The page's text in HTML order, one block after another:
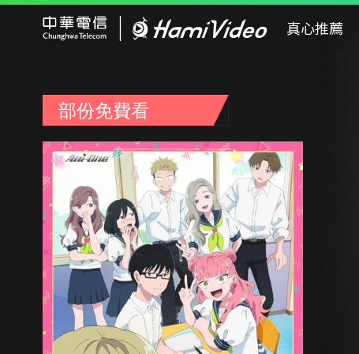
真心推薦
部份免費看